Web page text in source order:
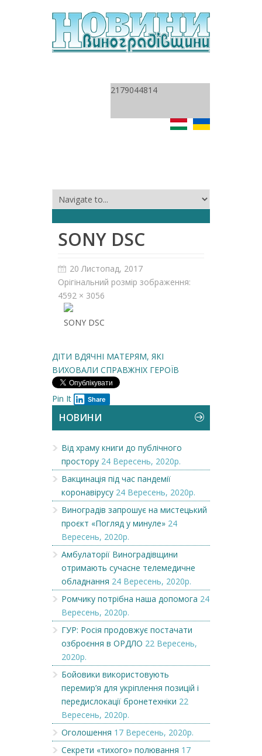
2179044814
SONY DSC
20 Листопад, 2017
Орігінальний розмір зображення:
4592 × 3056
SONY DSC
ДІТИ ВДЯЧНІ МАТЕРЯМ, ЯКІ
ВИХОВАЛИ СПРАВЖНІХ ГЕРОЇВ
Pin It Share
НОВИНИ
Від храму книги до публічного
простору 24 Вересень, 2020р.
Вакцинація під час пандемії
коронавірусу 24 Вересень, 2020р.
Виноградів запрошує на мистецький
проєкт «Погляд у минуле» 24
Вересень, 2020р.
Амбулаторії Виноградівщини
отримають сучасне телемедичне
обладнання 24 Вересень, 2020р.
Ромчику потрібна наша допомога 24
Вересень, 2020р.
ГУР: Росія продовжує постачати
озброєння в ОРДЛО 22 Вересень,
2020р.
Бойовики використовують
перемир’я для укріплення позицій і
передислокації бронетехніки 22
Вересень, 2020р.
Оголошення 17 Вересень, 2020р.
Секрети «тихого» полювання 17